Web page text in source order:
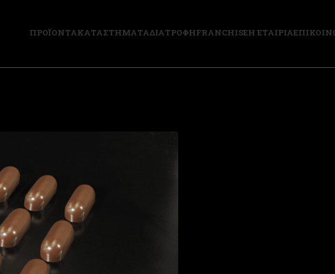
ΠΡΟΪΟΝΤΑΚΑΤΑΣΤΗΜΑΤΑΔΙΑΤΡΟΦΗFRANCHISEΗ ΕΤΑΙΡΙΑ